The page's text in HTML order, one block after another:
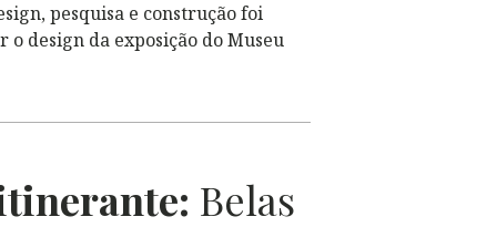
pesquisa e construção foi
design da exposição do Museu
Belas